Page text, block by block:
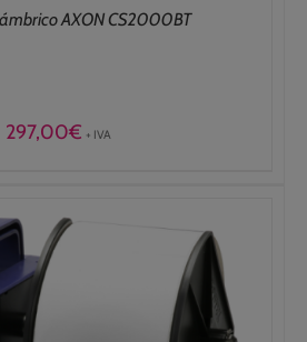
AXON CS2000BT
297,00€ + IVA